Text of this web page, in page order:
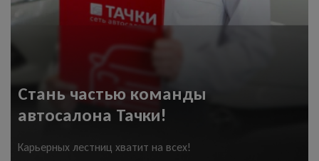
Стань частью команды
автосалона Тачки!
Карьерных лестниц хватит на всех!